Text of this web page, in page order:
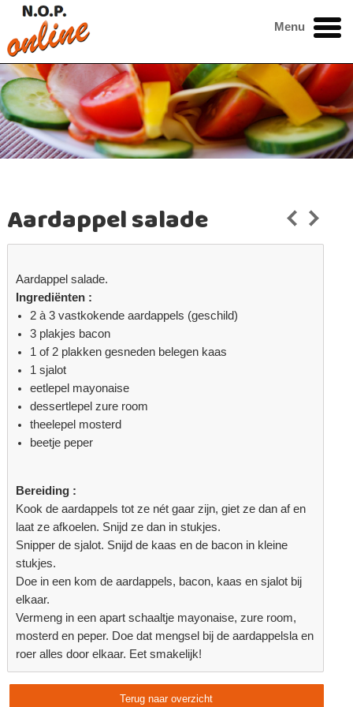
Menu
Aardappel salade
Aardappel salade.
Ingrediënten :
2 à 3 vastkokende aardappels (geschild)
3 plakjes bacon
1 of 2 plakken gesneden belegen kaas
1 sjalot
eetlepel mayonaise
dessertlepel zure room
theelepel mosterd
beetje peper
Bereiding :
Kook de aardappels tot ze nét gaar zijn, giet ze dan af en
laat ze afkoelen. Snijd ze dan in stukjes.
Snipper de sjalot. Snijd de kaas en de bacon in kleine
stukjes.
Doe in een kom de aardappels, bacon, kaas en sjalot bij
elkaar.
Vermeng in een apart schaaltje mayonaise, zure room,
mosterd en peper. Doe dat mengsel bij de aardappelsla en
roer alles door elkaar. Eet smakelijk!
Terug naar overzicht